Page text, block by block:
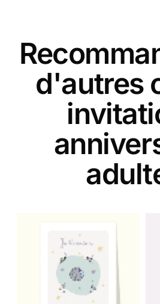
d'autres